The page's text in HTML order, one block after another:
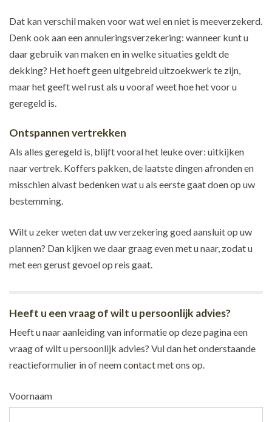
Dat kan verschil maken voor wat wel en niet is meeverzekerd.
Denk ook aan een annuleringsverzekering: wanneer kunt u
daar gebruik van maken en in welke situaties geldt de
dekking? Het hoeft geen uitgebreid uitzoekwerk te zijn,
maar het geeft wel rust als u vooraf weet hoe het voor u
geregeld is.
Ontspannen vertrekken
Als alles geregeld is, blijft vooral het leuke over: uitkijken
naar vertrek. Koffers pakken, de laatste dingen afronden en
misschien alvast bedenken wat u als eerste gaat doen op uw
bestemming.
Wilt u zeker weten dat uw verzekering goed aansluit op uw
plannen? Dan kijken we daar graag even met u naar, zodat u
met een gerust gevoel op reis gaat.
Heeft u een vraag of wilt u persoonlijk advies?
Heeft u naar aanleiding van informatie op deze pagina een
vraag of wilt u persoonlijk advies? Vul dan het onderstaande
reactieformulier in of neemcontactmet ons op.
Voornaam